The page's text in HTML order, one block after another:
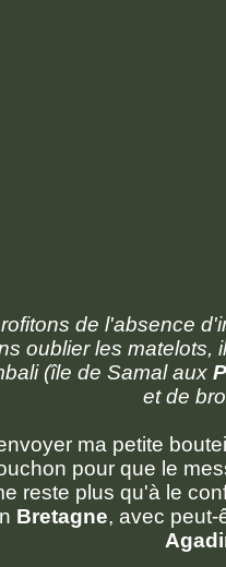
de l'absence
oublier les matelots,
(île de Samal aux
et de
ma petite
pour que le
reste plus qu'à le
Bretagne, avec